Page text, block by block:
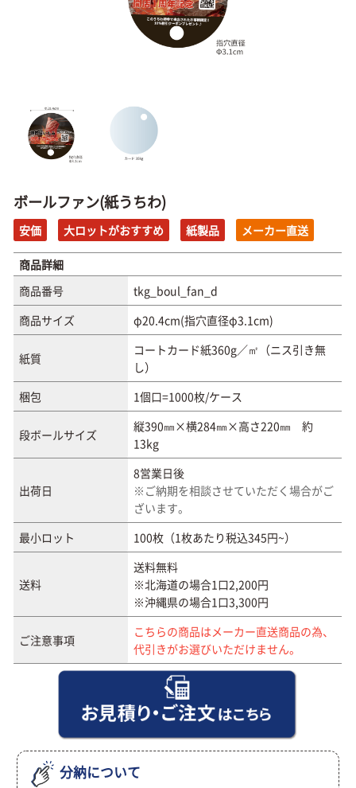
ボールファン(紙うちわ)
安価 大ロットがおすすめ 紙製品 メーカー直送
商品詳細
商品番号
tkg_boul_fan_d
商品サイズ
φ20.4cm(指穴直径φ3.1cm)
紙質
コートカード紙360g／㎡（ニス引き無
し）
梱包
1個口=1000枚/ケース
段ボールサイズ
縦390㎜×横284㎜×高さ220㎜ 約
13kg
出荷日
8営業日後
※ご納期を相談させていただく場合がご
ざいます。
最小ロット
100枚（1枚あたり税込345円~）
送料
送料無料
※北海道の場合1口2,200円
※沖縄県の場合1口3,300円
ご注意事項
こちらの商品はメーカー直送商品の為、
代引きがお選びいただけません。
分納について